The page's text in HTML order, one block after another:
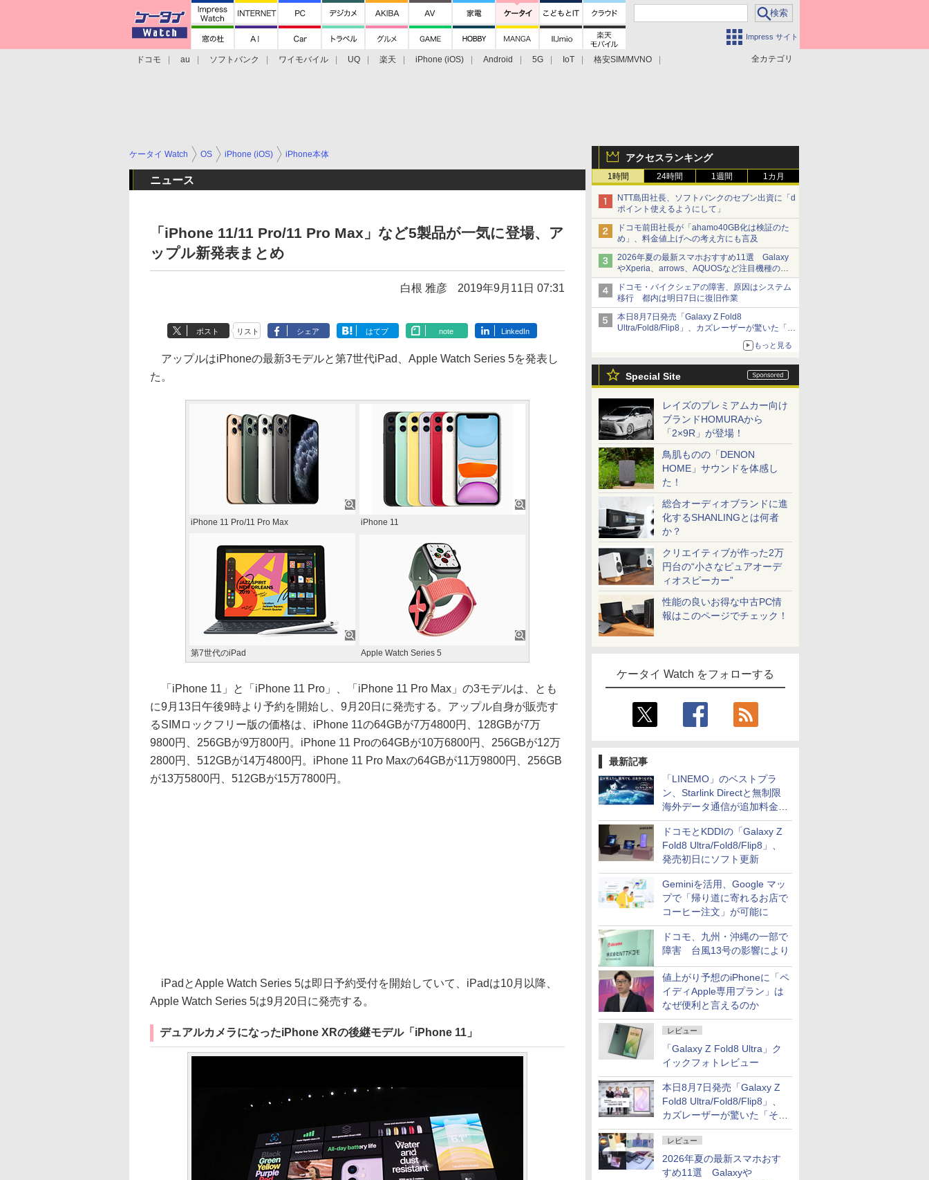
Impress サイト
全カテゴリ
ドコモ au ソフトバンク ワイモバイル UQ 楽天 iPhone (iOS) Android 5G IoT
格安SIM/MVNO
アクセスランキング
1時間 24時間 1週間 1カ月
NTT島田社長、ソフトバンクのセブン出資に「d
ポイント使えるようにして」
ドコモ前田社長が「ahamo40GB化は検証のた
め」、料金値上げへの考え方にも言及
2026年夏の最新スマホおすすめ11選 Galaxy
やXperia、arrows、AQUOSなど注目機種の特
徴は
ドコモ・バイクシェアの障害、原因はシステム
移行 都内は明日7日に復旧作業
本日8月7日発売「Galaxy Z Fold8
Ultra/Fold8/Flip8」、カズレーザーが驚いた「そ
もっと見る
Special Site
レイズのプレミアムカー向け
ブランドHOMURAから
「2×9R」が登場！
鳥肌ものの「DENON
HOME」サウンドを体感し
た！
総合オーディオブランドに進
化するSHANLINGとは何者
か？
クリエイティブが作った2万
円台の“小さなピュアオーデ
ィオスピーカー”
性能の良いお得な中古PC情
報はこのページでチェック！
ケータイ Watch をフォローする
最新記事
「LINEMO」のベストプラ
ン、Starlink Directと無制限
海外データ通信が追加料金な
しに
ドコモとKDDIの「Galaxy Z
Fold8 Ultra/Fold8/Flip8」、
発売初日にソフト更新
Geminiを活用、Google マッ
プで「帰り道に寄れるお店で
コーヒー注文」が可能に
ドコモ、九州・沖縄の一部で
障害 台風13号の影響により
値上がり予想のiPhoneに「ペ
イディApple専用プラン」は
なぜ便利と言えるのか
レビュー
「Galaxy Z Fold8 Ultra」ク
イックフォトレビュー
本日8月7日発売「Galaxy Z
Fold8 Ultra/Fold8/Flip8」、
カズレーザーが驚いた「そば
屋のメニュー並みの薄さ」
レビュー
2026年夏の最新スマホおす
すめ11選 Galaxyや
ケータイ Watch OS iPhone (iOS) iPhone本体
ニュース
「iPhone 11/11 Pro/11 Pro Max」など5製品が一気に登場、ア
ップル新発表まとめ
白根 雅彦 2019年9月11日 07:31
ポスト リスト シェア はてブ note LinkedIn
アップルはiPhoneの最新3モデルと第7世代iPad、Apple Watch Series 5を発表し
た。
iPhone 11 Pro/11 Pro Max iPhone 11
第7世代のiPad Apple Watch Series 5
「iPhone 11」と「iPhone 11 Pro」、「iPhone 11 Pro Max」の3モデルは、とも
に9月13日午後9時より予約を開始し、9月20日に発売する。アップル自身が販売す
るSIMロックフリー版の価格は、iPhone 11の64GBが7万4800円、128GBが7万
9800円、256GBが9万800円。iPhone 11 Proの64GBが10万6800円、256GBが12万
2800円、512GBが14万4800円。iPhone 11 Pro Maxの64GBが11万9800円、256GB
が13万5800円、512GBが15万7800円。
iPadとApple Watch Series 5は即日予約受付を開始していて、iPadは10月以降、
Apple Watch Series 5は9月20日に発売する。
デュアルカメラになったiPhone XRの後継モデル「iPhone 11」